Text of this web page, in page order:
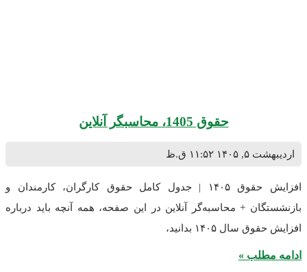
۱۴۰۵ ۱۱:۵۲ ق.ظ
افزایش حقوق ۱۴۰۵ | جدول کامل حقوق کارگران، کارمندان و
+ محاسبه‌گر آنلاین در این صفحه، همه آنچه باید درباره
۱۴۰۵ بدانید،
»